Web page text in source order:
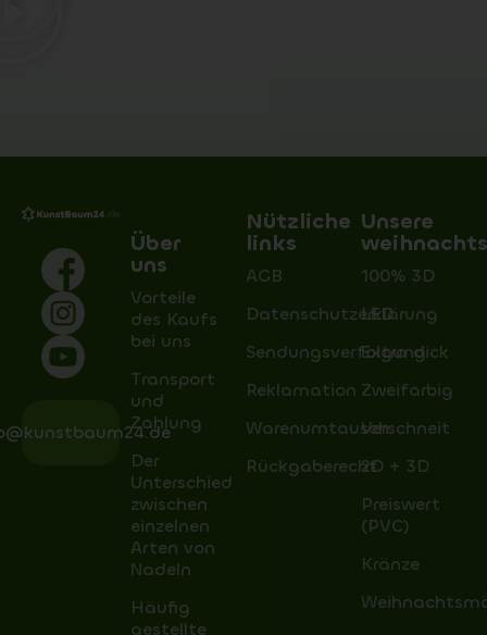
Über
uns
Vorteile
des Kaufs
bei uns
Transport
und
Zahlung
Der
Unterschied
zwischen
einzelnen
Arten von
Nadeln
Häufig
gestellte
Nützliche
links
AGB
Datenschutzerklärung
Sendungsverfolgung
Reklamation
Warenumtausch
Rückgaberecht
Unsere
100% 3D
LED
Extra dick
Zweifarbig
Verschneit
2D + 3D
Preiswert
(PVC)
Kränze